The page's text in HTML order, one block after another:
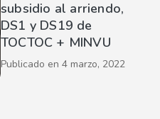
subsidio al arriendo,
DS1 y DS19 de
TOCTOC + MINVU
Publicado en 4 marzo, 2022